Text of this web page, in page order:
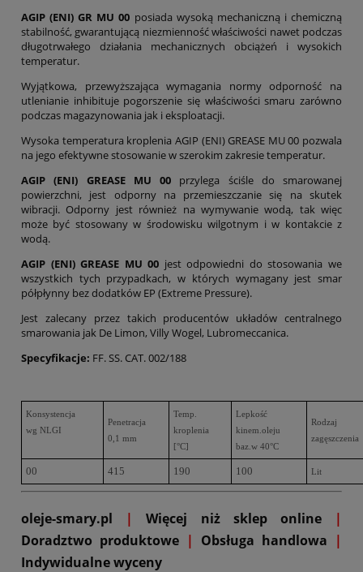
AGIP (ENI) GR MU 00 posiada wysoką mechaniczną i chemiczną
stabilność, gwarantującą niezmienność właściwości nawet podczas
długotrwałego działania mechanicznych obciążeń i wysokich
temperatur.
Wyjątkowa, przewyższająca wymagania normy odporność na
utlenianie inhibituje pogorszenie się właściwości smaru zarówno
podczas magazynowania jak i eksploatacji.
Wysoka temperatura kroplenia AGIP (ENI) GREASE MU 00 pozwala
na jego efektywne stosowanie w szerokim zakresie temperatur.
AGIP (ENI) GREASE MU 00 przylega ściśle do smarowanej
powierzchni, jest odporny na przemieszczanie się na skutek
wibracji. Odporny jest również na wymywanie wodą, tak więc
może być stosowany w środowisku wilgotnym i w kontakcie z
wodą.
AGIP (ENI) GREASE MU 00 jest odpowiedni do stosowania we
wszystkich tych przypadkach, w których wymagany jest smar
półpłynny bez dodatków EP (Extreme Pressure).
Jest zalecany przez takich producentów układów centralnego
smarowania jak De Limon, Villy Wogel, Lubromeccanica.
Specyfikacje: FF. SS. CAT. 002/188
Konsystencja
wg NLGI
Penetracja
0,1 mm
Temp.
kroplenia
[°C]
Lepkość
kinem.oleju
baz.w 40°C
Rodzaj
zagęszczenia
00 415 190 100 Lit
oleje-smary.pl | Więcej niż sklep online
|
Doradztwo produktowe | Obsługa handlowa |
Indywidualne wyceny